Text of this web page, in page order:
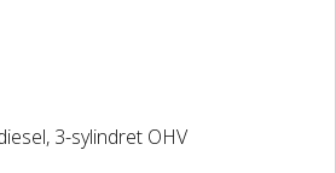
3-sylindret OHV